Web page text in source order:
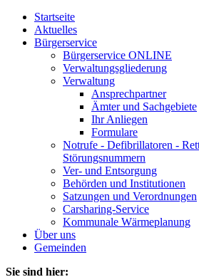
Startseite
Aktuelles
Bürgerservice
Bürgerservice ONLINE
Verwaltungsgliederung
Verwaltung
Ansprechpartner
Ämter und Sachgebiete
Ihr Anliegen
Formulare
Notrufe - Defibrillatoren -
Störungsnummern
Ver- und Entsorgung
Behörden und Institutionen
Satzungen und Verordnungen
Carsharing-Service
Kommunale Wärmeplanung
Über uns
Gemeinden
Sie sind hier: